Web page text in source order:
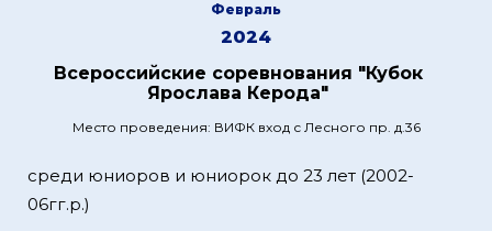
Февраль
2024
Всероссийские соревнования "Кубок
Ярослава Керода"
Место проведения: ВИФК вход с Лесного пр. д.36
среди юниоров и юниорок до 23 лет (2002-
06гг.р.)